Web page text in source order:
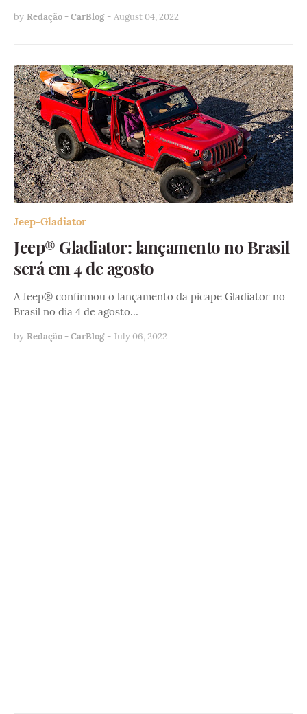
by Redação - CarBlog - August 04, 2022
Jeep-Gladiator
Jeep® Gladiator: lançamento no Brasil
será em 4 de agosto
A Jeep® confirmou o lançamento da picape Gladiator no
Brasil no dia 4 de agosto…
by Redação - CarBlog - July 06, 2022